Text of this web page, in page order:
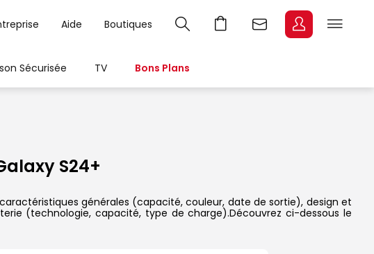
Aide Boutiques
Sécurisée TV Bons Plans
S24+
caractéristiques générales (capacité, couleur, date de sortie), design et
(technologie, capacité, type de charge).Découvrez ci-dessous le